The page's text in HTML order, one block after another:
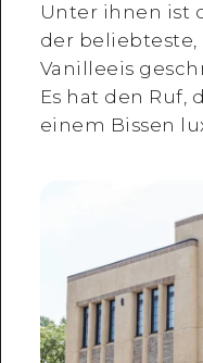
Unter ihnen ist
der
Vanilleeis
Es hat den Ruf,
einem Bissen